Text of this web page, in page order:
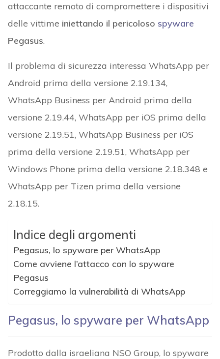
attaccante remoto di compromettere i dispositivi
delle vittime iniettando il pericoloso spyware
Pegasus.
Il problema di sicurezza interessa WhatsApp per
Android prima della versione 2.19.134,
WhatsApp Business per Android prima della
versione 2.19.44, WhatsApp per iOS prima della
versione 2.19.51, WhatsApp Business per iOS
prima della versione 2.19.51, WhatsApp per
Windows Phone prima della versione 2.18.348 e
WhatsApp per Tizen prima della versione
2.18.15.
Indice degli argomenti
Pegasus, lo spyware per WhatsApp
Come avviene l’attacco con lo spyware
Pegasus
Correggiamo la vulnerabilità di WhatsApp
Pegasus, lo spyware per WhatsApp
Prodotto dalla israeliana NSO Group, lo spyware